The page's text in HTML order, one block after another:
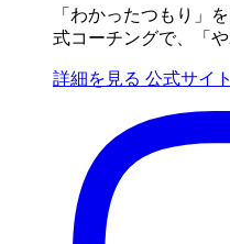
「わかったつもり」
式コーチングで、「
詳細を見る 公式サイ